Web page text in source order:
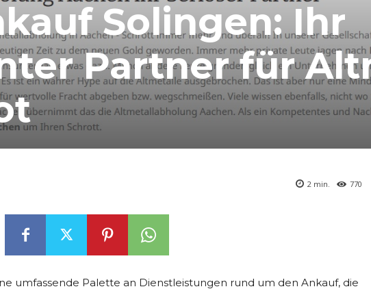
Solingen: Ihr
Partner für
770
2 min.
umfassende Palette an Dienstleistungen rund um den Ankauf, die